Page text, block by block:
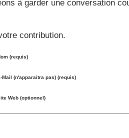
à garder une conversation
contribution.
(requis)
Mail (n'apparaitra pas) (requis)
Web (optionnel)